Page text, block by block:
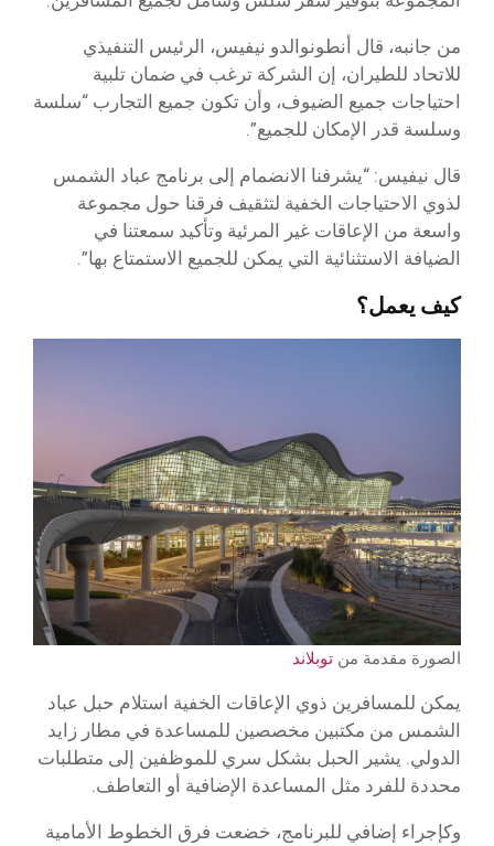
من جانبه، قال أنطونوالدو نيفيس، الرئيس التنفيذي
للاتحاد للطيران، إن الشركة ترغب في ضمان تلبية
احتياجات جميع الضيوف، وأن تكون جميع التجارب “سلسة
وسلسة قدر الإمكان للجميع”.
قال نيفيس: “يشرفنا الانضمام إلى برنامج عباد الشمس
لذوي الاحتياجات الخفية لتثقيف فرقنا حول مجموعة
واسعة من الإعاقات غير المرئية وتأكيد سمعتنا في
الضيافة الاستثنائية التي يمكن للجميع الاستمتاع بها”.
كيف يعمل؟
الصورة مقدمة من توبلاند
يمكن للمسافرين ذوي الإعاقات الخفية استلام حبل عباد
الشمس من مكتبين مخصصين للمساعدة في مطار زايد
الدولي. يشير الحبل بشكل سري للموظفين إلى متطلبات
محددة للفرد مثل المساعدة الإضافية أو التعاطف.
وكإجراء إضافي للبرنامج، خضعت فرق الخطوط الأمامية